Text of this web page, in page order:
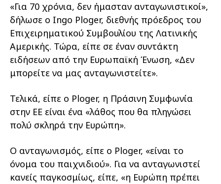
«Για 70 χρόνια, δεν ήμασταν ανταγωνιστικοί»,
δήλωσε ο Ingo Ploger, διεθνής πρόεδρος του
Επιχειρηματικού Συμβουλίου της Λατινικής
Αμερικής. Τώρα, είπε σε έναν συντάκτη
ειδήσεων από την Ευρωπαϊκή Ένωση, «Δεν
μπορείτε να μας ανταγωνιστείτε».
Τελικά, είπε ο Ploger, η Πράσινη Συμφωνία
στην ΕΕ είναι ένα «λάθος που θα πληγώσει
πολύ σκληρά την Ευρώπη».
Ο ανταγωνισμός, είπε ο Ploger, «είναι το
όνομα του παιχνιδιού». Για να ανταγωνιστεί
κανείς παγκοσμίως, είπε, «η Ευρώπη πρέπει